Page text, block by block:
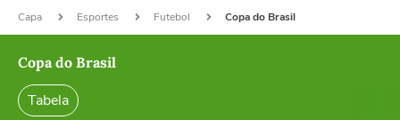
Capa Esportes Futebol Copa do Brasil
Copa do Brasil
Tabela